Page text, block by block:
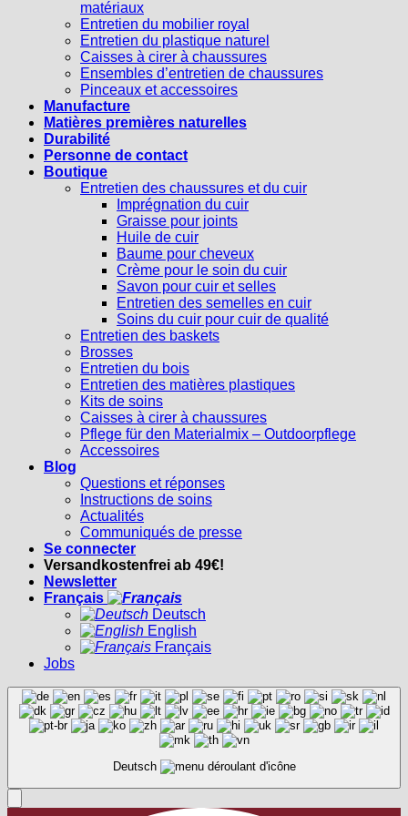
matériaux
Entretien du mobilier royal
Entretien du plastique naturel
Caisses à cirer à chaussures
Ensembles d’entretien de chaussures
Pinceaux et accessoires
Manufacture
Matières premières naturelles
Durabilité
Personne de contact
Boutique
Entretien des chaussures et du cuir
Imprégnation du cuir
Graisse pour joints
Huile de cuir
Baume pour cheveux
Crème pour le soin du cuir
Savon pour cuir et selles
Entretien des semelles en cuir
Soins du cuir pour cuir de qualité
Entretien des baskets
Brosses
Entretien du bois
Entretien des matières plastiques
Kits de soins
Caisses à cirer à chaussures
Pflege für den Materialmix – Outdoorpflege
Accessoires
Blog
Questions et réponses
Instructions de soins
Actualités
Communiqués de presse
Se connecter
Versandkostenfrei ab 49€!
Newsletter
Français
Deutsch
English
Français
Jobs
Deutsch